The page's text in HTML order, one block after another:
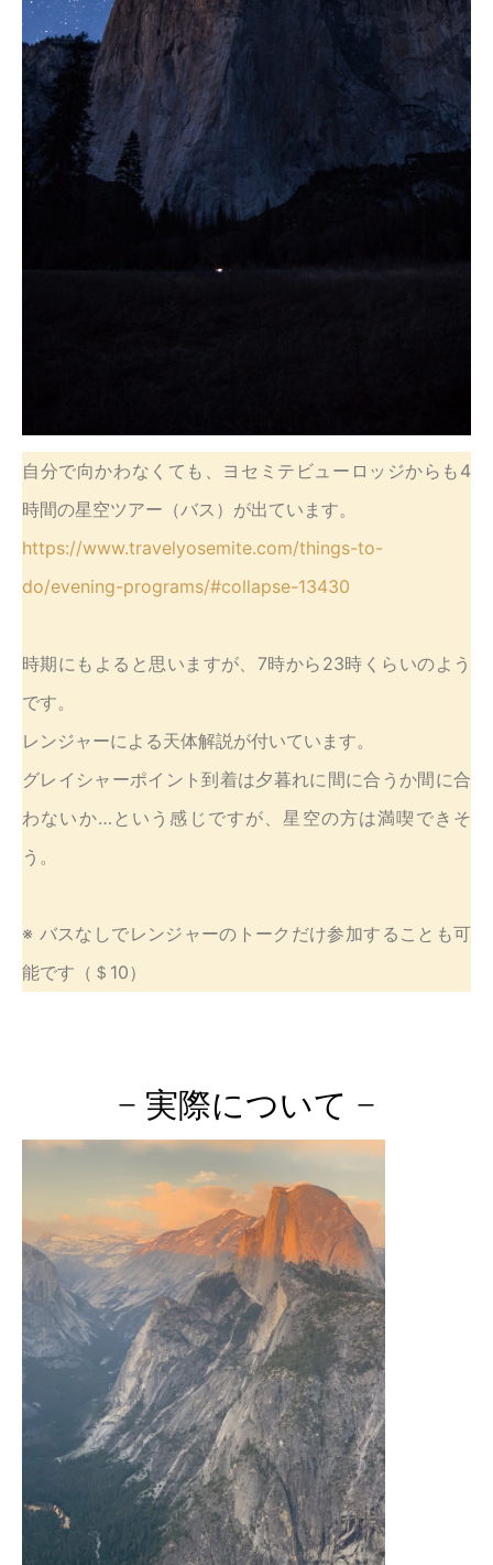
自分で向かわなくても、ヨセミテビューロッジからも4
時間の星空ツアー（バス）が出ています。
https://www.travelyosemite.com/things-to-
do/evening-programs/#collapse-13430
時期にもよると思いますが、7時から23時くらいのよう
です。
レンジャーによる天体解説が付いています。
グレイシャーポイント到着は夕暮れに間に合うか間に合
わないか…という感じですが、星空の方は満喫できそ
う。
※ バスなしでレンジャーのトークだけ参加することも可
能です（＄10）
− 実際について −